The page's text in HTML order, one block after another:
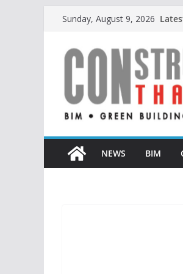
Skip
content
Sunday, August 9, 2026
NEWS
BIM